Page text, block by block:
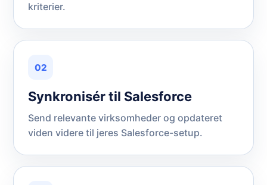
kriterier.
02
Synkronisér til Salesforce
Send relevante virksomheder og opdateret
viden videre til jeres Salesforce-setup.